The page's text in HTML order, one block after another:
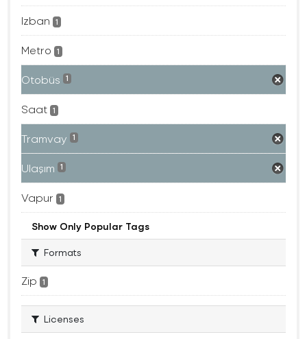
Izban 1
Metro 1
Otobüs 1
Saat 1
Tramvay 1
Ulaşım 1
Vapur 1
Show Only Popular Tags
Formats
Zip 1
Licenses